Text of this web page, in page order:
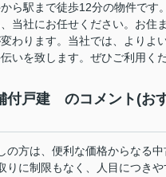
ら駅まで徒歩12分の物件です
当社にお任せください。お住
わります。当社では、よりよ
いを致します。ぜひご利用く
付戸建 のコメント(お
の方は、便利な価格からなる
りに制限もなく、人目につき